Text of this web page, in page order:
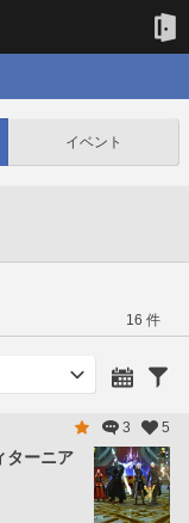
イベント
16 件
3 5
ターニア